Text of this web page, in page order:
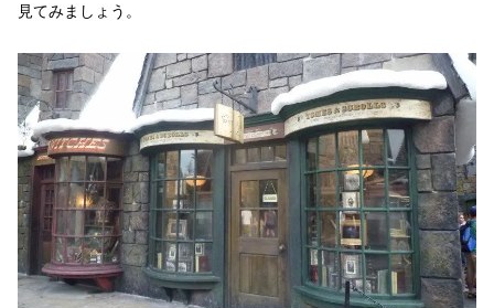
見てみましょう。